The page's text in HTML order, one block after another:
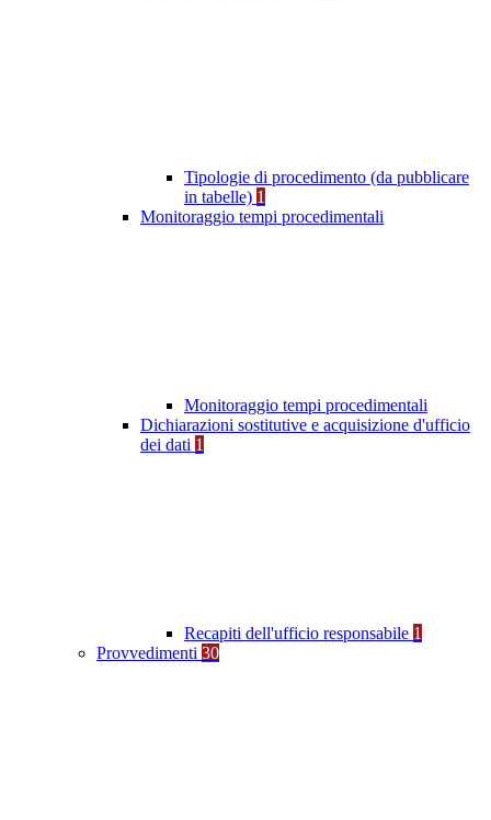
Tipologie di procedimento (da pubblicare
in tabelle) 1
Monitoraggio tempi procedimentali
Monitoraggio tempi procedimentali
Dichiarazioni sostitutive e acquisizione d'ufficio
dei dati 1
Recapiti dell'ufficio responsabile 1
Provvedimenti 30